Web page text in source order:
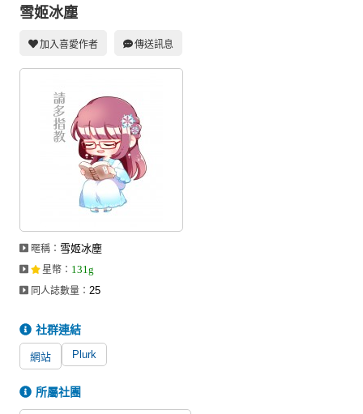
攤位轉讓區
會員功能選單
會員中心
註冊會員
登入
雪姬冰塵
加入喜愛作者 傳送訊息
暱稱： 雪姬冰塵
星幣 ： 131g
同人誌數量：25
社群連結
網站 Plurk
所屬社團